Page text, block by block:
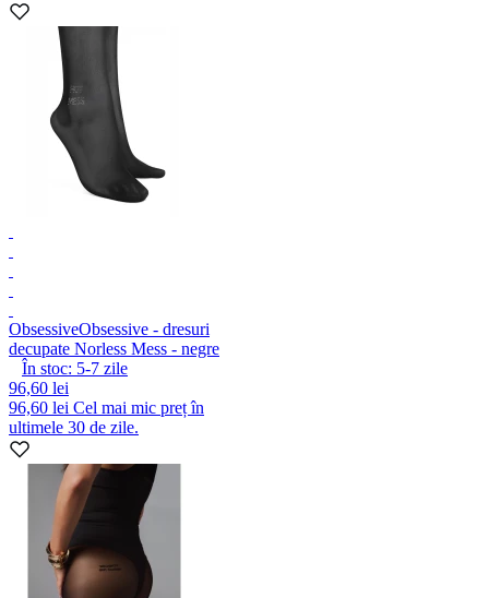
ObsessiveObsessive - dresuri
decupate Norless Mess - negre
În stoc: 5-7 zile
96,60 lei
96,60 lei Cel mai mic preț în
ultimele 30 de zile.